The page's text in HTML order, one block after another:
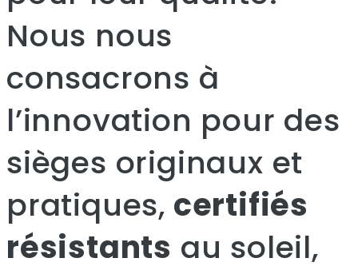
Nous nous
consacrons à
l’innovation pour des
sièges originaux et
pratiques, certifiés
résistants au soleil,